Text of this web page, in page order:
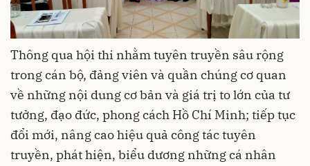
Thông qua hội thi nhằm tuyên truyền sâu rộng
trong cán bộ, đảng viên và quần chúng cơ quan
về những nội dung cơ bản và giá trị to lớn của tư
tưởng, đạo đức, phong cách Hồ Chí Minh; tiếp tục
đổi mới, nâng cao hiệu quả công tác tuyên
truyền, phát hiện, biểu dương những cá nhân